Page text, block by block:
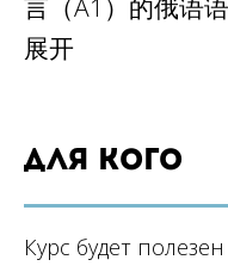
展开
Для кого
Курс будет